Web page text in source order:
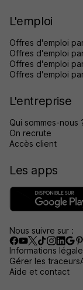
L'emploi
Offres d'emploi
Offres d'emploi
Offres d'emploi
Offres d'emploi
L'entreprise
Qui sommes-nous
On recrute
Accès client
Les apps
Nous suivre sur :
Informations
Gérer les traceurs
Aide et contact